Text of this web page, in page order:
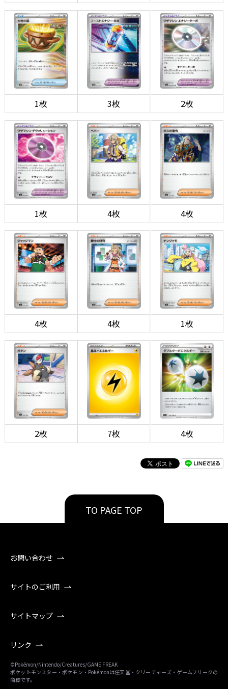
1枚 3枚 2枚
1枚 4枚 4枚
4枚 4枚 1枚
2枚 7枚 4枚
TO PAGE TOP
お問い合わせ
サイトのご利用
サイトマップ
リンク
©Pokémon/Nintendo/Creatures/GAME FREAK
ポケットモンスター・ポケモン・Pokémonは任天堂・クリーチャーズ・ゲームフリークの
商標です。